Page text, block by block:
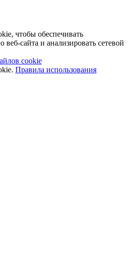
чтобы обеспечивать
сайта и анализировать сетевой
cookie
Правила использования